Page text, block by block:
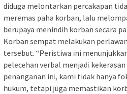
diduga melontarkan percakapan
meremas paha korban, lalu
berupaya menindih korban secara
Korban sempat melakukan
tersebut. “Peristiwa ini
pelecehan verbal menjadi
penanganan ini, kami tidak hanya
hukum, tetapi juga memastikan